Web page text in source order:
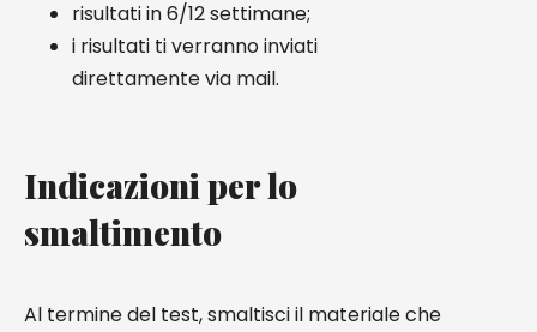
risultati in 6/12 settimane;
i risultati ti verranno inviati
direttamente via mail.
Indicazioni per lo
smaltimento
Al termine del test, smaltisci il materiale che